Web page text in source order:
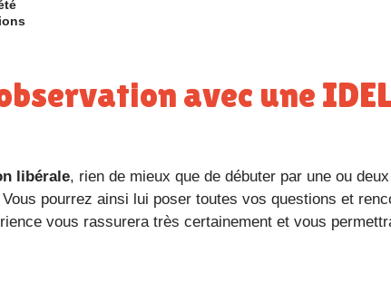
libérale, rien de mieux que de débuter par une ou
Vous pourrez ainsi lui poser toutes vos questions et
vous rassurera très certainement et vous